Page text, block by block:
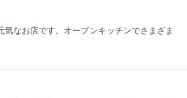
なお店です。オープンキッチンでさまざま